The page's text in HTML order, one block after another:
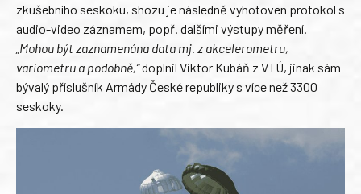
zkušebního seskoku, shozu je následně vyhotoven protokol s
audio-video záznamem, popř. dalšími výstupy měření.
„Mohou být zaznamenána data mj. z akcelerometru,
variometru a podobně,“doplnil Viktor Kubáň z VTÚ, jinak sám
bývalý příslušník Armády České republiky s více než 3300
seskoky.